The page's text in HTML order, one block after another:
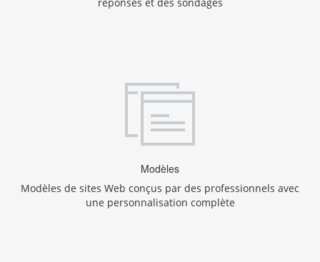
Modèles
Modèles de sites Web conçus par des professionnels avec
une personnalisation complète